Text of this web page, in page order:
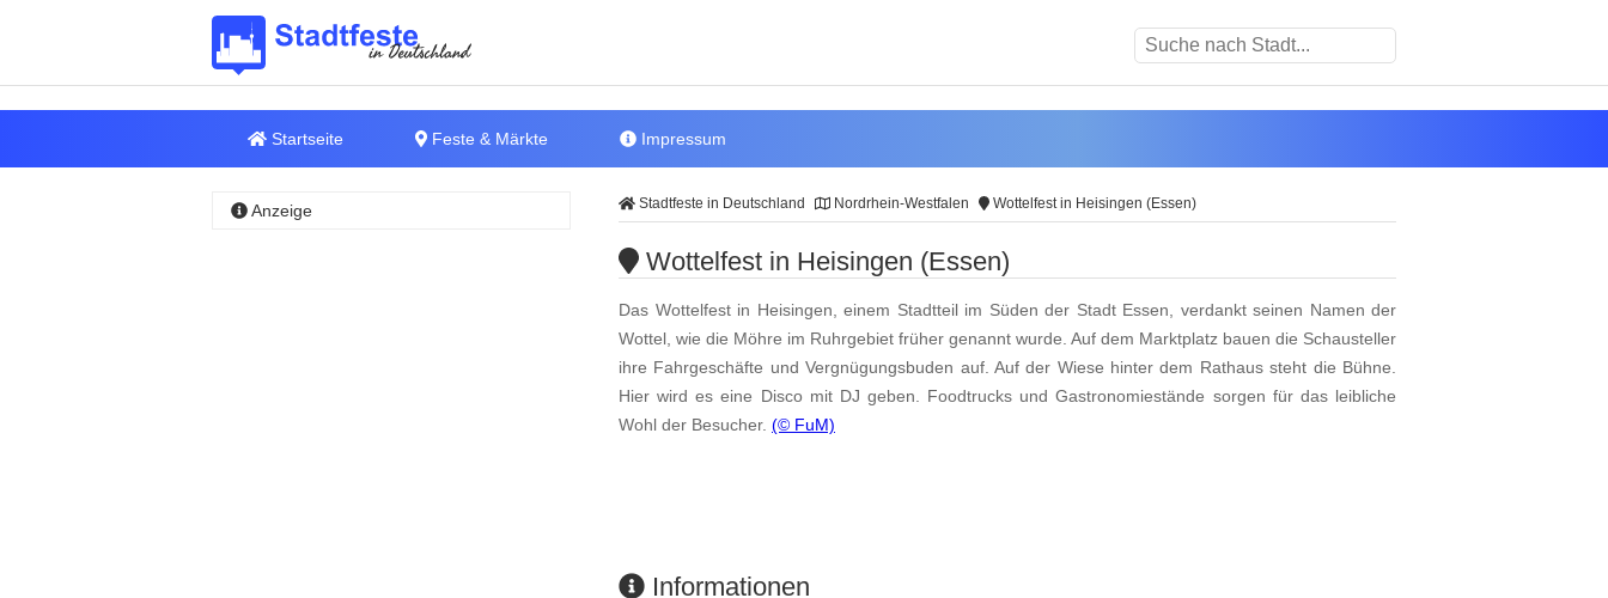
Startseite Feste & Märkte Impressum
Stadtfeste in Deutschland Nordrhein-Westfalen Wottelfest in Heisingen (Essen)
Wottelfest in Heisingen (Essen)
Das Wottelfest in Heisingen, einem Stadtteil im Süden der Stadt Essen, verdankt seinen Namen der
Wottel, wie die Möhre im Ruhrgebiet früher genannt wurde. Auf dem Marktplatz bauen die Schausteller
ihre Fahrgeschäfte und Vergnügungsbuden auf. Auf der Wiese hinter dem Rathaus steht die Bühne.
Hier wird es eine Disco mit DJ geben. Foodtrucks und Gastronomiestände sorgen für das leibliche
Wohl der Besucher. (© FuM)
Informationen
Anzeige